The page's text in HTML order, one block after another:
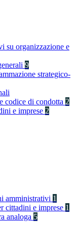
su organizzazione e
9
strategico-
codice di condotta 2
e imprese 2
amministrativi 1
cittadini e imprese 1
analoga 5